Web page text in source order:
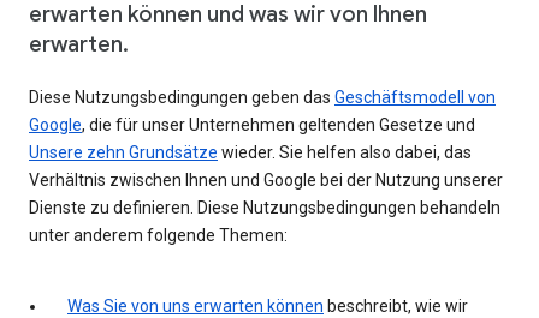
erwarten können und was wir von Ihnen
erwarten.
Diese Nutzungsbedingungen geben das Geschäftsmodell von
Google, die für unser Unternehmen geltenden Gesetze und
Unsere zehn Grundsätze wieder. Sie helfen also dabei, das
Verhältnis zwischen Ihnen und Google bei der Nutzung unserer
Dienste zu definieren. Diese Nutzungsbedingungen behandeln
unter anderem folgende Themen:
Was Sie von uns erwarten können beschreibt, wie wir